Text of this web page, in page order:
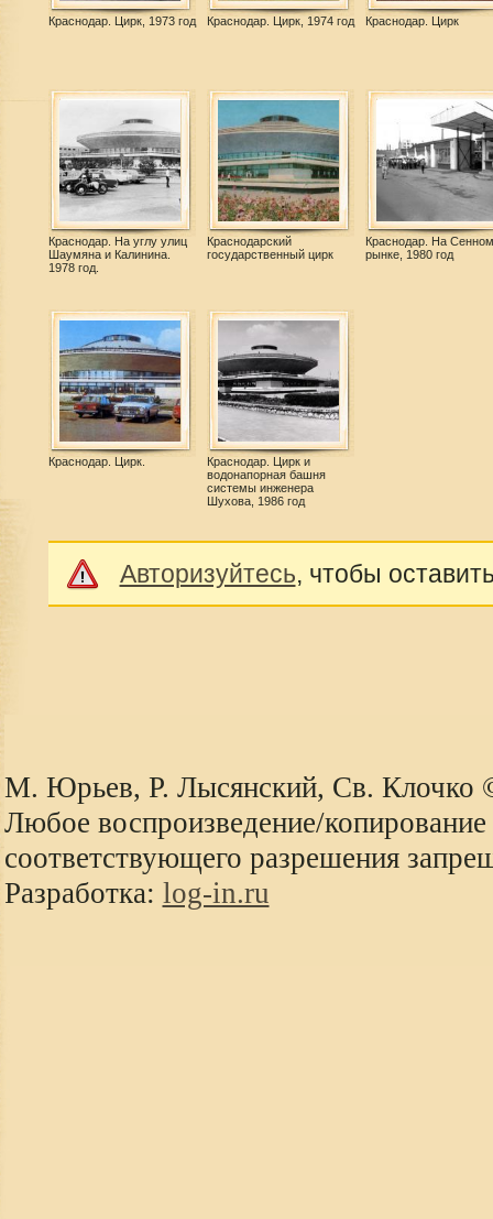
Краснодар. Цирк, 1973 год Краснодар. Цирк, 1974 год Краснодар. Цирк
Краснодар. На углу улиц
Шаумяна и Калинина.
1978 год.
Краснодарский
государственный цирк
Краснодар. На Сенном
рынке, 1980 год
Краснодар. Цирк.
Краснодар. Цирк и
водонапорная башня
системы инженера
Шухова, 1986 год
Авторизуйтесь, чтобы
М. Юрьев, Р. Лысянский, Св. Клочко
Любое воспроизведение/копирование
соответствующего разрешения
Разработка: log-in.ru